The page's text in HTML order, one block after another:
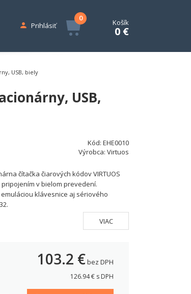
0 Košík
0 €
Prihlásiť
USB, biely
USB,
Kód: EHE0010
Výrobca: Virtuos
čítačka čiarových kódov VIRTUOS
pripojením v bielom prevedení.
klávesnice aj sériového
VIAC
103.2 €bez DPH
126.94€ s DPH